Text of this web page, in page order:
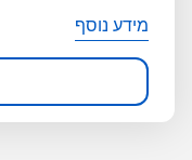
מידע נוסף